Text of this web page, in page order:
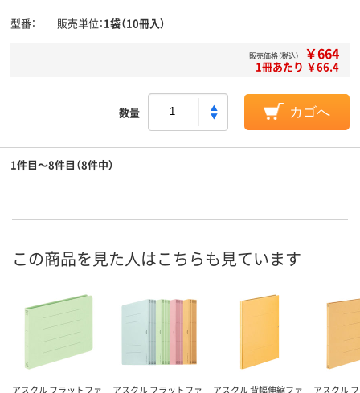
型番 販売単位 1袋（10冊入）
販売価格（税込） ￥664
1冊あたり ￥66.4
数量 カゴへ
1件目～8件目（8件中）
この商品を見た人はこちらも見ています
アスクル フラットファ
アスクル フラットファ
アスクル 背幅伸縮ファ
アスクル